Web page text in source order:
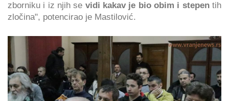
zborniku i iz njih se vidi kakav je bio obim i stepentih
zločina", potencirao je Mastilović.